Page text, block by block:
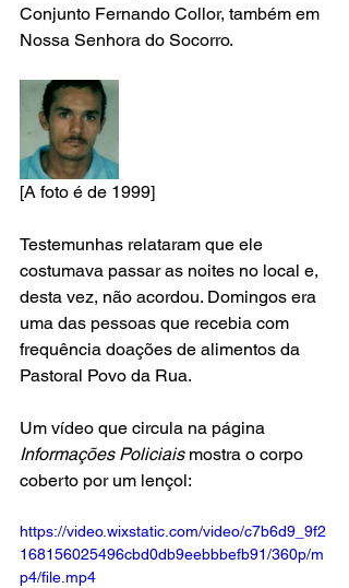
Conjunto Fernando Collor, também em
Nossa Senhora do Socorro.
[A foto é de 1999]
Testemunhas relataram que ele
costumava passar as noites no local e,
desta vez, não acordou. Domingos era
uma das pessoas que recebia com
frequência doações de alimentos da
Pastoral Povo da Rua.
Um vídeo que circula na página
Informações Policiais mostra o corpo
coberto por um lençol:
https://video.wixstatic.com/video/c7b6d9_9f2
168156025496cbd0db9eebbbefb91/360p/m
p4/file.mp4